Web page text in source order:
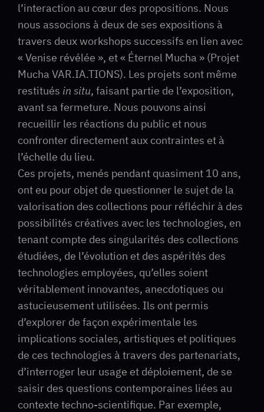
l’interaction au cœur des propositions. Nous
nous associons à deux de ses expositions à
travers deux workshops successifs en lien avec
« Venise révélée », et « Éternel Mucha » (Projet
Mucha VAR.IA.TIONS). Les projets sont même
restitués in situ, faisant partie de l’exposition,
avant sa fermeture. Nous pouvons ainsi
recueillir les réactions du public et nous
confronter directement aux contraintes et à
l’échelle du lieu.
Ces projets, menés pendant quasiment 10 ans,
ont eu pour objet de questionner le sujet de la
valorisation des collections pour réfléchir à des
possibilités créatives avec les technologies, en
tenant compte des singularités des collections
étudiées, de l’évolution et des aspérités des
technologies employées, qu’elles soient
véritablement innovantes, anecdotiques ou
astucieusement utilisées. Ils ont permis
d’explorer de façon expérimentale les
implications sociales, artistiques et politiques
de ces technologies à travers des partenariats,
d’interroger leur usage et déploiement, de se
saisir des questions contemporaines liées au
contexte techno-scientifique. Par exemple,